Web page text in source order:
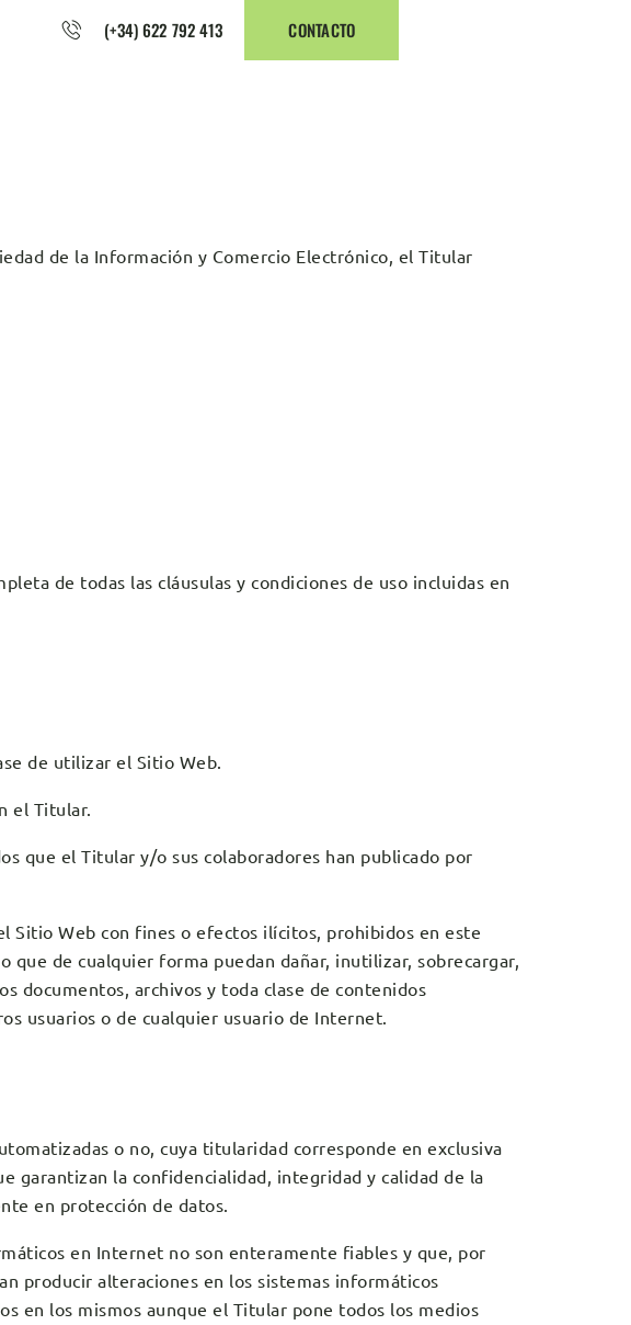
(+34) 622 792 413 CONTACTO
de la Información y Comercio Electrónico, el Titular
de todas las cláusulas y condiciones de uso incluidas en
de utilizar el Sitio Web.
el Titular.
que el Titular y/o sus colaboradores han publicado por
Sitio Web con fines o efectos ilícitos, prohibidos en este
de cualquier forma puedan dañar, inutilizar, sobrecargar,
documentos, archivos y toda clase de contenidos
usuarios o de cualquier usuario de Internet.
o no, cuya titularidad corresponde en exclusiva
garantizan la confidencialidad, integridad y calidad de la
en protección de datos.
en Internet no son enteramente fiables y que, por
producir alteraciones en los sistemas informáticos
en los mismos aunque el Titular pone todos los medios